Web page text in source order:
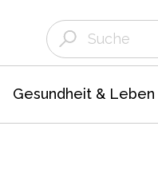
Gesundheit & Leben